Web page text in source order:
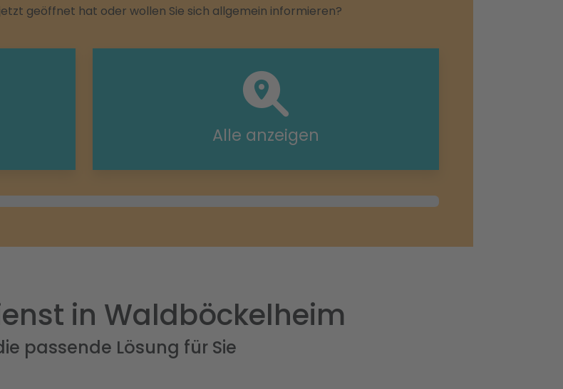
geöffnet hat oder wollen Sie sich allgemein informieren?
Alle anzeigen
in Waldböckelheim
passende Lösung für Sie